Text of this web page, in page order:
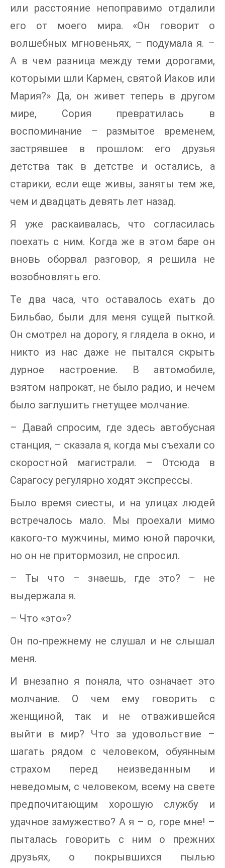
или расстояние непоправимо отдалили
его от моего мира. «Он говорит о
волшебных мгновеньях, – подумала я. –
А в чем разница между теми дорогами,
которыми шли Кармен, святой Иаков или
Мария?» Да, он живет теперь в другом
мире, Сория превратилась в
воспоминание – размытое временем,
застрявшее в прошлом: его друзья
детства так в детстве и остались, а
старики, если еще живы, заняты тем же,
чем и двадцать девять лет назад.
Я уже раскаивалась, что согласилась
поехать с ним. Когда же в этом баре он
вновь оборвал разговор, я решила не
возобновлять его.
Те два часа, что оставалось ехать до
Бильбао, были для меня сущей пыткой.
Он смотрел на дорогу, я глядела в окно, и
никто из нас даже не пытался скрыть
дурное настроение. В автомобиле,
взятом напрокат, не было радио, и нечем
было заглушить гнетущее молчание.
– Давай спросим, где здесь автобусная
станция, – сказала я, когда мы съехали со
скоростной магистрали. – Отсюда в
Сарагосу регулярно ходят экспрессы.
Было время сиесты, и на улицах людей
встречалось мало. Мы проехали мимо
какого-то мужчины, мимо юной парочки,
но он не притормозил, не спросил.
– Ты что – знаешь, где это? – не
выдержала я.
– Что «это»?
Он по-прежнему не слушал и не слышал
меня.
И внезапно я поняла, что означает это
молчание. О чем ему говорить с
женщиной, так и не отважившейся
выйти в мир? Что за удовольствие –
шагать рядом с человеком, обуянным
страхом перед неизведанным и
неведомым, с человеком, всему на свете
предпочитающим хорошую службу и
удачное замужество? А я – о, горе мне! –
пыталась говорить с ним о прежних
друзьях, о покрывшихся пылью